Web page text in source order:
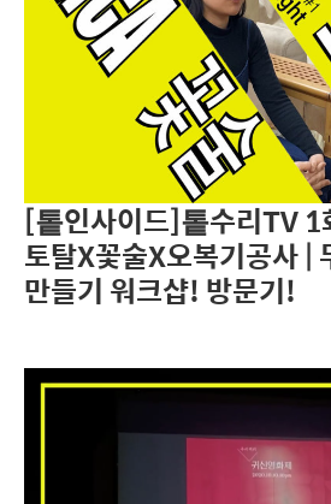
[톹인사이드]톹수리TV 1
토탈X꽃술X오복기공사 |
만들기 워크샵! 방문기!